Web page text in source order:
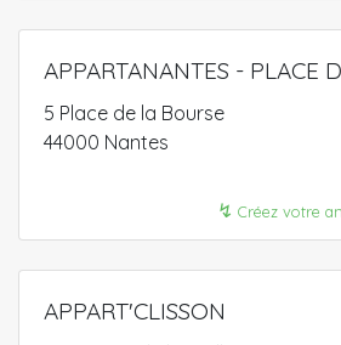
APPARTANANTES - PLACE
5 Place de la Bourse
44000 Nantes
↯ Créez votre
APPART'CLISSON